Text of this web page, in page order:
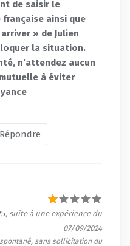
de saisir le
ainsi que
» de Julien
la situation.
n’attendez aucun
à éviter
Répondre
, suite à une expérience du
07/09/2024
sans sollicitation du